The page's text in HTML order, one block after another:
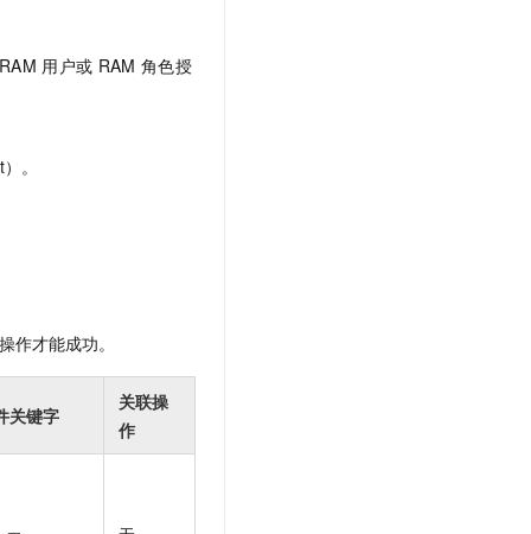
RAM 用户或 RAM 角色授
。
作才能成功。
关键字
关联操
作
一步搞定创意建站